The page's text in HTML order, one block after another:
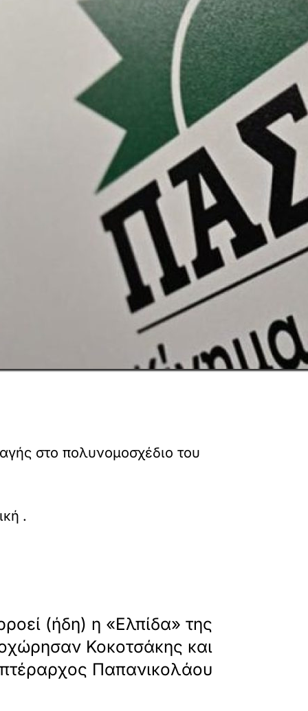
στο πολυνομοσχέδιο του
doseis-akatasxeto-kai-anavathmisi-ton-
.
(ήδη) η «Ελπίδα» της
Κοκοτσάκης και
πτέραρχος Παπανικολάου